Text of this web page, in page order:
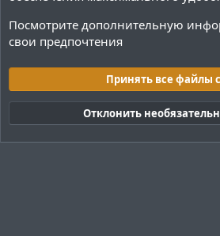
Cookies Тёмная (2020)
Русский
Обратная связь
Условия и правила
Политика конфиденциальности
Посмотрите дополнительную
свои предпочтения
Принять все файлы
Отклонить